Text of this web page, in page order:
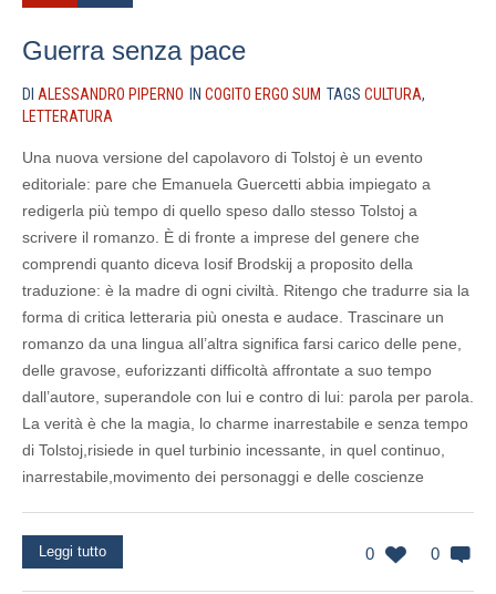
Guerra senza pace
DI ALESSANDRO PIPERNO IN COGITO ERGO SUM TAGS CULTURA,
LETTERATURA
Una nuova versione del capolavoro di Tolstoj è un evento
editoriale: pare che Emanuela Guercetti abbia impiegato a
redigerla più tempo di quello speso dallo stesso Tolstoj a
scrivere il romanzo. È di fronte a imprese del genere che
comprendi quanto diceva Iosif Brodskij a proposito della
traduzione: è la madre di ogni civiltà. Ritengo che tradurre sia la
forma di critica letteraria più onesta e audace. Trascinare un
romanzo da una lingua all’altra significa farsi carico delle pene,
delle gravose, euforizzanti difficoltà affrontate a suo tempo
dall’autore, superandole con lui e contro di lui: parola per parola.
La verità è che la magia, lo charme inarrestabile e senza tempo
di Tolstoj,risiede in quel turbinio incessante, in quel continuo,
inarrestabile,movimento dei personaggi e delle coscienze
0 0
Leggi tutto